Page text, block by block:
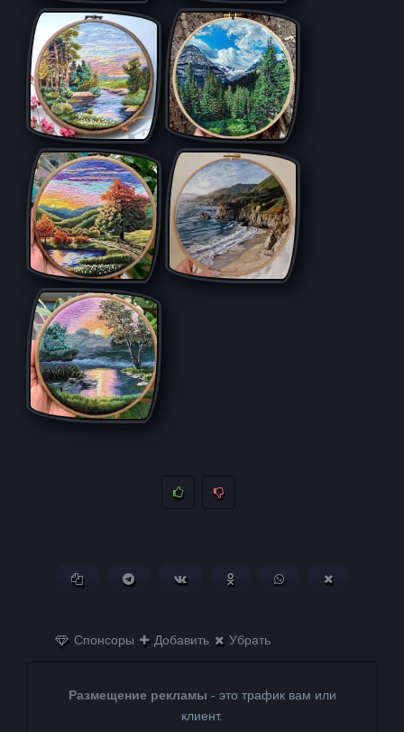
Копировать ссылкуПоделиться в Telegram
Поделиться ВКонтактеПоделиться в
Поделиться в
Спонсоры Добавить Убрать
Размещение рекламы - это трафик вам или
клиент.